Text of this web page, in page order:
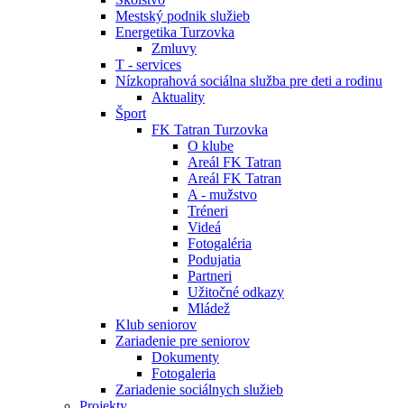
Mestský podnik služieb
Energetika Turzovka
Zmluvy
T - services
Nízkoprahová sociálna služba pre deti a rodinu
Aktuality
Šport
FK Tatran Turzovka
O klube
Areál FK Tatran
Areál FK Tatran
A - mužstvo
Tréneri
Videá
Fotogaléria
Podujatia
Partneri
Užitočné odkazy
Mládež
Klub seniorov
Zariadenie pre seniorov
Dokumenty
Fotogaleria
Zariadenie sociálnych služieb